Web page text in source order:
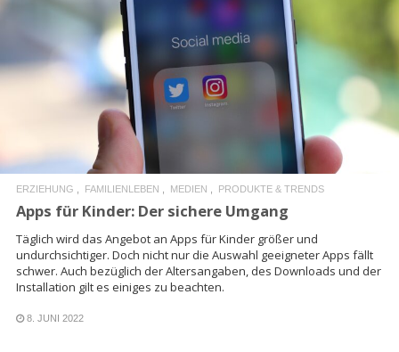
READ MORE
ERZIEHUNG FAMILIENLEBEN MEDIEN PRODUKTE & TRENDS
Apps für Kinder: Der sichere Umgang
Täglich wird das Angebot an Apps für Kinder größer und
undurchsichtiger. Doch nicht nur die Auswahl geeigneter Apps fällt
schwer. Auch bezüglich der Altersangaben, des Downloads und der
Installation gilt es einiges zu beachten.
8. JUNI 2022